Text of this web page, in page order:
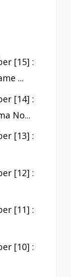
[15] :
...
[14] :
No...
[13] :
[12] :
[11] :
[10] :